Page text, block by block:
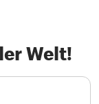
Welt!